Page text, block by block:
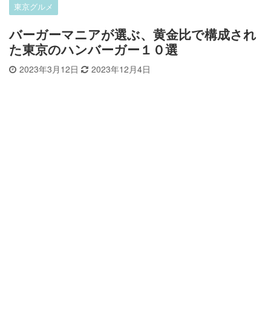
東京グルメ
バーガーマニアが選ぶ、黄金比で構成され
た東京のハンバーガー１０選
2023年3月12日 2023年12月4日